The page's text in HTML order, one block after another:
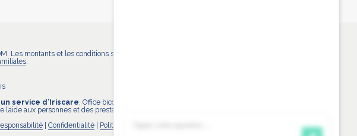
Les montants et les conditions sont déterminés par ordonnance et sont identiques pour tous les
.
service d’Iriscare , Office bicommunautaire
l’aide aux personnes et des prestations familiales.
|Confidentialité Politique en matière de cookies